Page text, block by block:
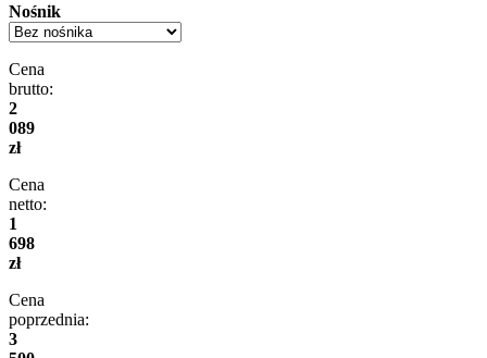
Nośnik
Cena
brutto:
2
089
zł
Cena
netto:
1
698
zł
Cena
poprzednia:
3